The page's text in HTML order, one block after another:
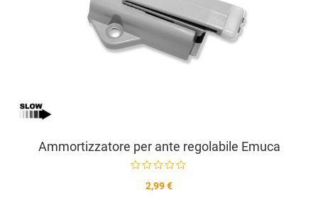
Ammortizzatore per ante regolabile Emuca
2,99 €